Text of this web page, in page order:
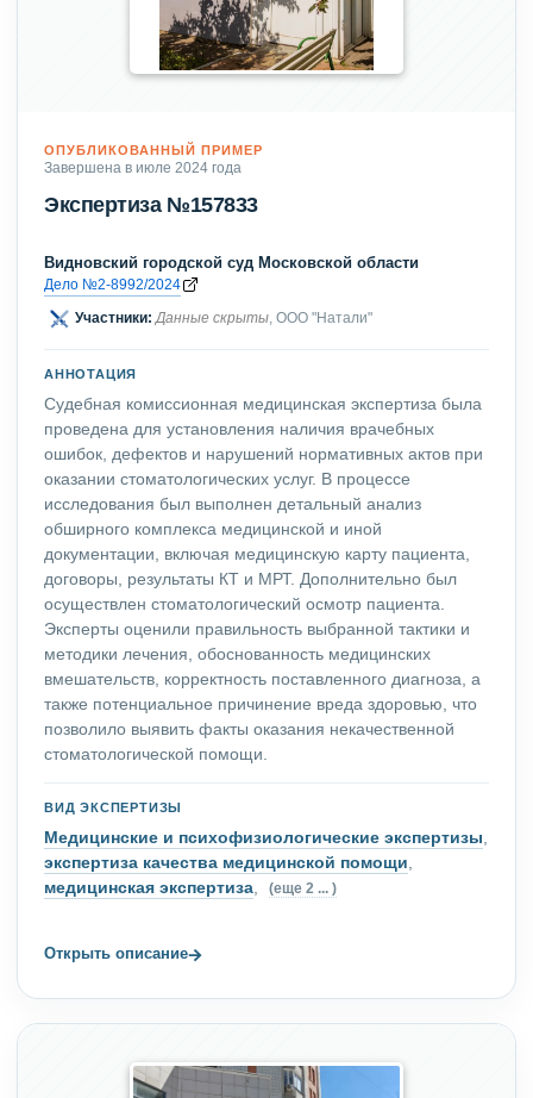
ОПУБЛИКОВАННЫЙ ПРИМЕР
Завершена в июле 2024 года
Экспертиза №157833
Видновский городской суд Московской области
Дело №2-8992/2024
Участники: Данные скрыты , ООО "Натали"
АННОТАЦИЯ
Судебная комиссионная медицинская экспертиза была
проведена для установления наличия врачебных
ошибок, дефектов и нарушений нормативных актов при
оказании стоматологических услуг. В процессе
исследования был выполнен детальный анализ
обширного комплекса медицинской и иной
документации, включая медицинскую карту пациента,
договоры, результаты КТ и МРТ. Дополнительно был
осуществлен стоматологический осмотр пациента.
Эксперты оценили правильность выбранной тактики и
методики лечения, обоснованность медицинских
вмешательств, корректность поставленного диагноза, а
также потенциальное причинение вреда здоровью, что
позволило выявить факты оказания некачественной
стоматологической помощи.
ВИД ЭКСПЕРТИЗЫ
Медицинские и психофизиологические экспертизы,
экспертиза качества медицинской помощи,
медицинская экспертиза, (еще 2 ... )
Открыть описание→